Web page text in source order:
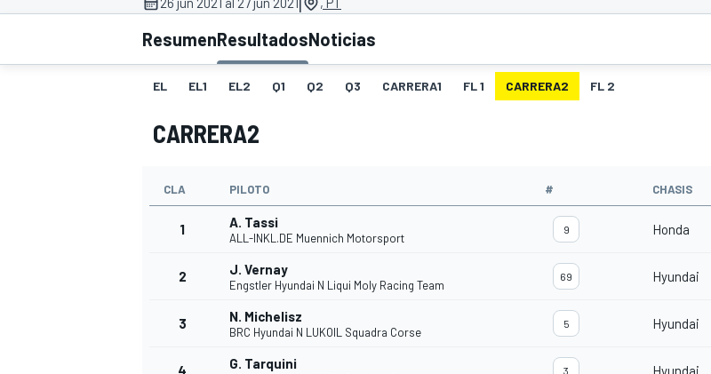
FÓRMULA E MOTO
NASCAR INDYCARSPORTSCAR
ResumenResultadosNoticias
EL EL1 EL2 Q1 Q2 Q3 CARRERA1 FL 1 CARRERA2 FL 2
CARRERA2
CLA PILOTO # CHASIS
1 A. Tassi
ALL-INKL.DE Muennich Motorsport
9 Honda
2 J. Vernay
Engstler Hyundai N Liqui Moly Racing Team
69 Hyundai
3 N. Michelisz
BRC Hyundai N LUKOIL Squadra Corse
5 Hyundai
4 G. Tarquini 3 Hyundai